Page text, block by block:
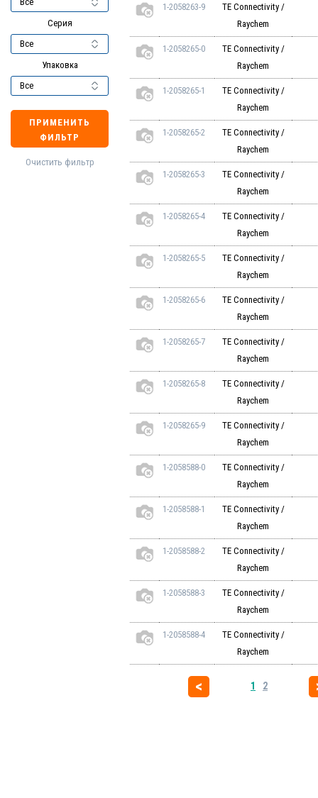
Серия
Упаковка
ПРИМЕНИТЬ
ФИЛЬТР
Очистить фильтр
1-2058263-9
TE Connectivity /
Raychem
1-2058265-0
TE Connectivity /
Raychem
1-2058265-1
TE Connectivity /
Raychem
1-2058265-2
TE Connectivity /
Raychem
1-2058265-3
TE Connectivity /
Raychem
1-2058265-4
TE Connectivity /
Raychem
1-2058265-5
TE Connectivity /
Raychem
1-2058265-6
TE Connectivity /
Raychem
1-2058265-7
TE Connectivity /
Raychem
1-2058265-8
TE Connectivity /
Raychem
1-2058265-9
TE Connectivity /
Raychem
1-2058588-0
TE Connectivity /
Raychem
1-2058588-1
TE Connectivity /
Raychem
1-2058588-2
TE Connectivity /
Raychem
1-2058588-3
TE Connectivity /
Raychem
1-2058588-4
TE Connectivity /
Raychem
1 2